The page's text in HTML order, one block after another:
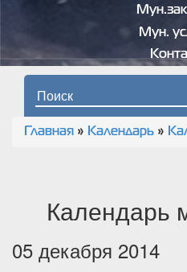
Мун.
Форма
Вы здесь
Главная » Календарь »
Календарь
05 декабря 2014